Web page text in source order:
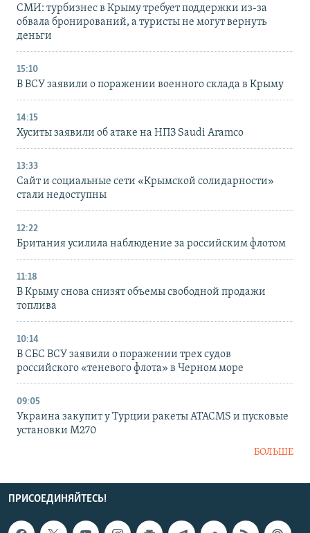
СМИ: турбизнес в Крыму требует поддержки из-за
обвала бронирований, а туристы не могут вернуть
деньги
15:10
В ВСУ заявили о поражении военного склада в Крыму
14:15
Хуситы заявили об атаке на НПЗ Saudi Aramco
13:33
Сайт и социальные сети «Крымской солидарности»
стали недоступны
12:22
Британия усилила наблюдение за российским флотом
11:18
В Крыму снова снизят объемы свободной продажи
топлива
10:14
В СБС ВСУ заявили о поражении трех судов
российского «теневого флота» в Черном море
09:05
Украина закупит у Турции ракеты ATACMS и пусковые
установки M270
БОЛЬШЕ
ПРИСОЕДИНЯЙТЕСЬ!